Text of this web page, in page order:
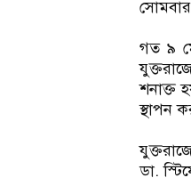
সোমবার
গত ৯
শনাক্ত
স্থাপন
ডা.